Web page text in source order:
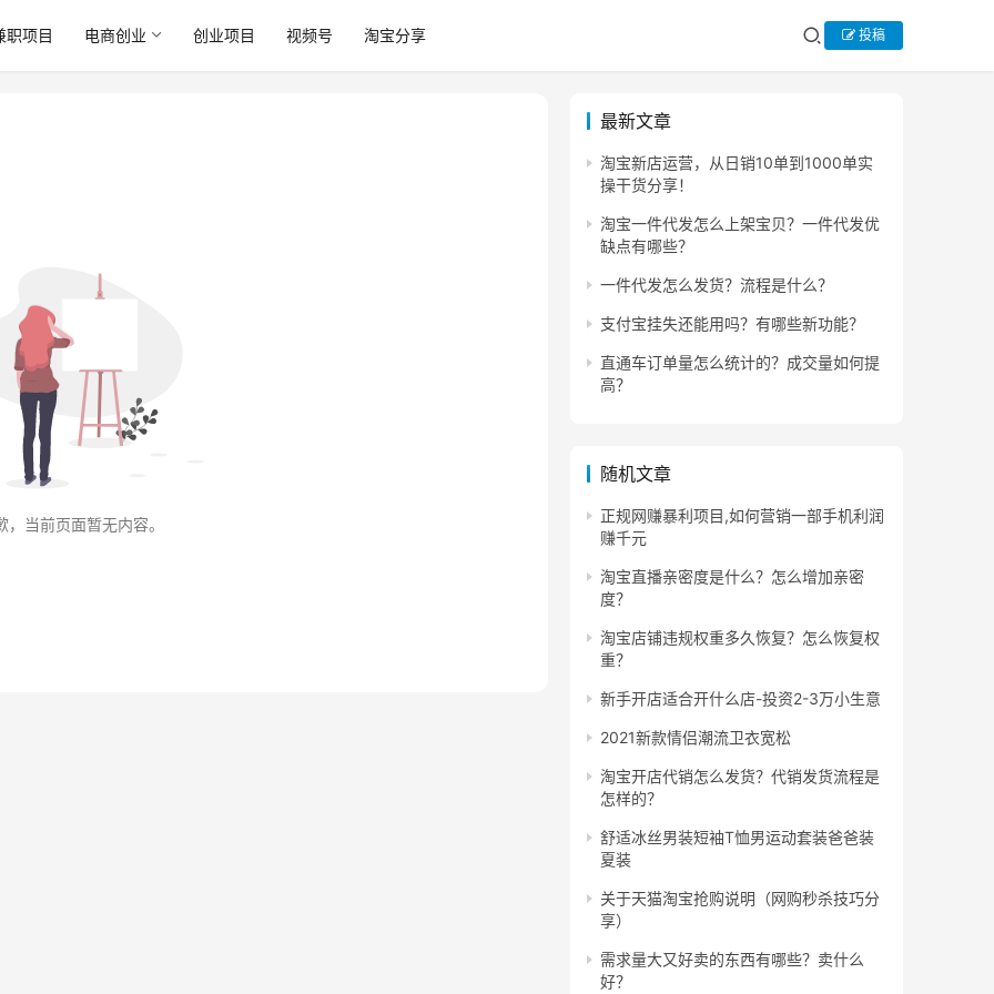
职项目 电商创业 创业项目 视频号 淘宝分享 投稿
，当前页面暂无内容。
最新文章
淘宝新店运营，从日销10单到1000单实
操干货分享！
淘宝一件代发怎么上架宝贝？一件代发优
缺点有哪些？
一件代发怎么发货？流程是什么？
支付宝挂失还能用吗？有哪些新功能？
直通车订单量怎么统计的？成交量如何提
高？
随机文章
正规网赚暴利项目,如何营销一部手机利润
赚千元
淘宝直播亲密度是什么？怎么增加亲密
度？
淘宝店铺违规权重多久恢复？怎么恢复权
重？
新手开店适合开什么店-投资2-3万小生意
2021新款情侣潮流卫衣宽松
淘宝开店代销怎么发货？代销发货流程是
怎样的？
舒适冰丝男装短袖T恤男运动套装爸爸装
夏装
关于天猫淘宝抢购说明（网购秒杀技巧分
享）
需求量大又好卖的东西有哪些？卖什么
好？